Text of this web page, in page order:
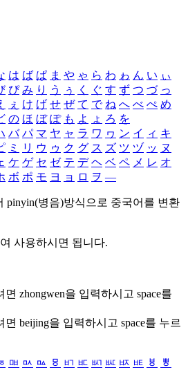
は ば ぱ ま や ゃ ら わ ゎ ん い ぃ
ぴ み り う ぅ く ぐ す ず つ づ っ
ぇ け げ せ ぜ て で ね へ べ ぺ め
の ほ ぼ ぽ も よ ょ ろ を
バ パ マ ヤ ャ ラ ワ ヮ ン イ ィ キ
ミ リ ウ ゥ ク グ ス ズ ツ ヅ ッ ヌ
ケ ゲ セ ゼ テ デ ヘ ベ ペ メ レ オ
ボ ポ モ ヨ ョ ロ ヲ ―
pinyin(병음)방식으로 중국어를 변환
사용하시면 됩니다.
면 zhongwen을 입력하시고 space를
면 beijing을 입력하시고 space를 누르
ㅮ ㅯ ㅰ ㅱ ㅲ ㅳ ㅴ ㅵ ㅶ ㅷ ㅸ
ㅹ